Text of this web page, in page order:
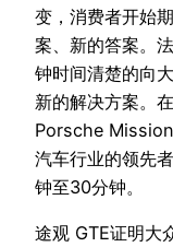
变，消费者开始
案、新的答案。
钟时间清楚的向
新的解决方案。
Porsche
汽车行业的领先
钟至30分钟。
途观 GTE证明大